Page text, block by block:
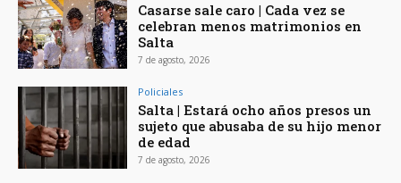
Casarse sale caro | Cada vez se
celebran menos matrimonios en
Salta
7 de agosto, 2026
Policiales
Salta | Estará ocho años presos un
sujeto que abusaba de su hijo menor
de edad
7 de agosto, 2026